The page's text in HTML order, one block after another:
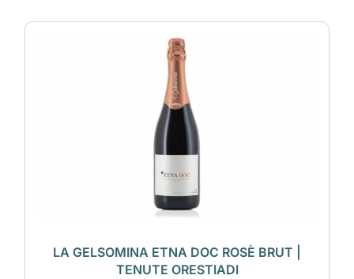
LA GELSOMINA ETNA DOC ROSÈ BRUT |
TENUTE ORESTIADI